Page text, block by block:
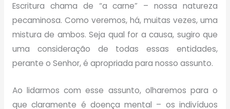
Escritura chama de “a carne” – nossa natureza
pecaminosa. Como veremos, há, muitas vezes, uma
mistura de ambos. Seja qual for a causa, sugiro que
uma consideração de todas essas entidades,
perante o Senhor, é apropriada para nosso assunto.
Ao lidarmos com esse assunto, olharemos para o
que claramente é doença mental – os indivíduos